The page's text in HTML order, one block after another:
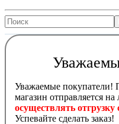
Уважаемые покупатели!
магазин отправляется
осуществлять отгрузку
Успевайте сделать заказ!